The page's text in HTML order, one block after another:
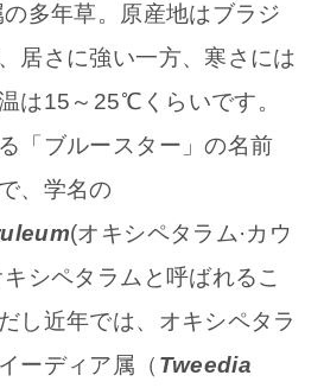
多年草。原産地はブラジ
居さに強い一方、寒さには
は15～25℃くらいです。
「ブルースター」の名前
、学名の
(オキシペタラム·カウ
シペタラムと呼ばれるこ
し近年では、オキシペタラ
ーディア属（ Tweedia